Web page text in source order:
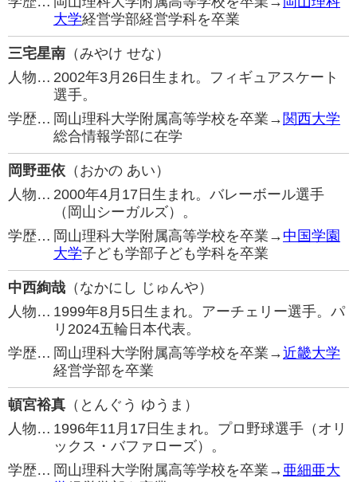
大学経営学部経営学科を卒業
三宅星南 （みやけ せな）
人物… 2002年3月26日生まれ。フィギュアスケート
選手。
学歴… 岡山理科大学附属高等学校を卒業→ 関西大学
総合情報学部に在学
岡野亜依 （おかの あい）
人物… 2000年4月17日生まれ。バレーボール選手
（岡山シーガルズ）。
学歴… 岡山理科大学附属高等学校を卒業→ 中国学園
大学子ども学部子ども学科を卒業
中西絢哉 （なかにし じゅんや）
人物… 1999年8月5日生まれ。アーチェリー選手。パ
リ2024五輪日本代表。
学歴… 岡山理科大学附属高等学校を卒業→近畿大学
経営学部を卒業
頓宮裕真 （とんぐう ゆうま）
人物… 1996年11月17日生まれ。プロ野球選手（オリ
ックス・バファローズ）。
学歴… 岡山理科大学附属高等学校を卒業→ 亜細亜大